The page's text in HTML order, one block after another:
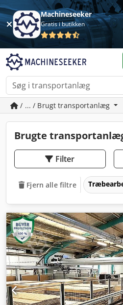
Machineseeker
Gratis i butikken
/ ... / Brugt transportanlæg
Brugte
Filter
Fjern alle filtre